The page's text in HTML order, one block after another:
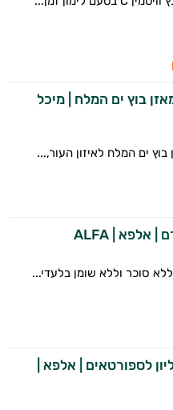
בוץ ים המלח | מיכל
ים המלח לאיזון העור,...
12 ביליון לספורטאים | אלפא |